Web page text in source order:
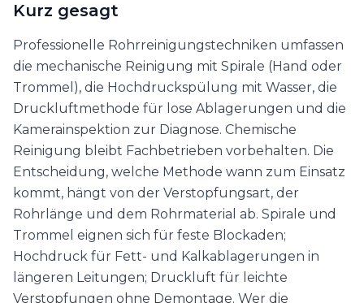
Kurz gesagt
Professionelle Rohrreinigungstechniken umfassen
die mechanische Reinigung mit Spirale (Hand oder
Trommel), die Hochdruckspülung mit Wasser, die
Druckluftmethode für lose Ablagerungen und die
Kamerainspektion zur Diagnose. Chemische
Reinigung bleibt Fachbetrieben vorbehalten. Die
Entscheidung, welche Methode wann zum Einsatz
kommt, hängt von der Verstopfungsart, der
Rohrlänge und dem Rohrmaterial ab. Spirale und
Trommel eignen sich für feste Blockaden;
Hochdruck für Fett- und Kalkablagerungen in
längeren Leitungen; Druckluft für leichte
Verstopfungen ohne Demontage. Wer die